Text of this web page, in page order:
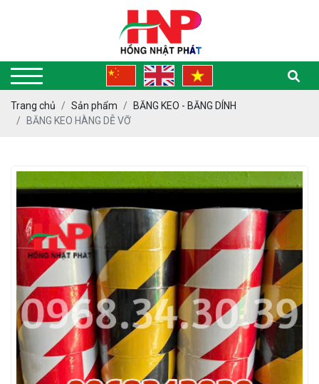
Trang chủ Sản phẩm
BĂNG KEO - BĂNG DÍNH
BĂNG KEO HÀNG DỄ VỠ